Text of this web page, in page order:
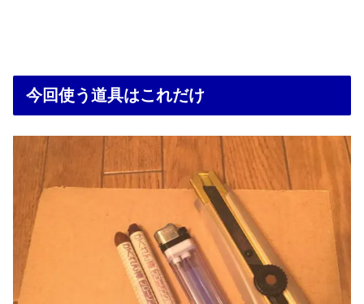
今回使う道具はこれだけ